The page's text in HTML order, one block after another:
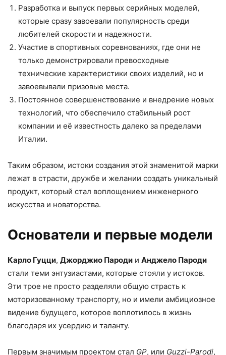
Разработка и выпуск первых серийных моделей,
которые сразу завоевали популярность среди
любителей скорости и надежности.
Участие в спортивных соревнованиях, где они не
только демонстрировали превосходные
технические характеристики своих изделий, но и
завоевывали призовые места.
Постоянное совершенствование и внедрение новых
технологий, что обеспечило стабильный рост
компании и её известность далеко за пределами
Италии.
Таким образом, истоки создания этой знаменитой марки
лежат в страсти, дружбе и желании создать уникальный
продукт, который стал воплощением инженерного
искусства и новаторства.
Основатели и первые модели
Карло Гуцци, Джорджио Пароди и Анджело Пароди
стали теми энтузиастами, которые стояли у истоков.
Эти трое не просто разделяли общую страсть к
моторизованному транспорту, но и имели амбициозное
видение будущего, которое воплотилось в жизнь
благодаря их усердию и таланту.
Первым значимым проектом стал GP, или Guzzi-Parodi,